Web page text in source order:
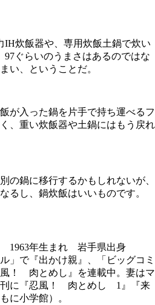
炊飯器や、専用炊飯土鍋で炊い
97ぐらいのうまさはあるのではな
い、ということだ。
が入った鍋を片手で持ち運べるフ
、重い炊飯器や土鍋にはもう戻れ
の鍋に移行するかもしれないが、
るし、鍋炊飯はいいものです。
1963年生まれ 岩手県出身
」で『出かけ親』、「ビッグコミ
！ 肉とめし』を連載中。妻はマ
刊に『忍風！ 肉とめし 1』『来
に小学館）。